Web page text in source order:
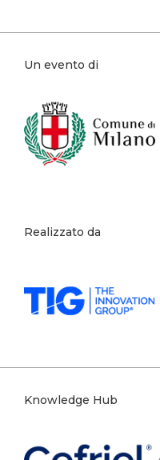
Un evento di
Realizzato da
Knowledge Hub